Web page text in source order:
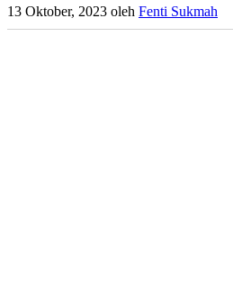
13 Oktober, 2023 oleh Fenti Sukmah